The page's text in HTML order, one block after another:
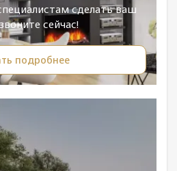
сделать ваш
сейчас!
подробнее